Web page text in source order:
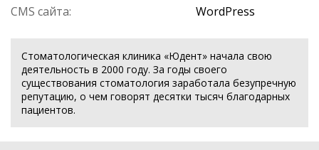
CMS сайта: WordPress
Стоматологическая клиника «Юдент» начала свою
деятельность в 2000 году. За годы своего
существования стоматология заработала безупречную
репутацию, о чем говорят десятки тысяч благодарных
пациентов.